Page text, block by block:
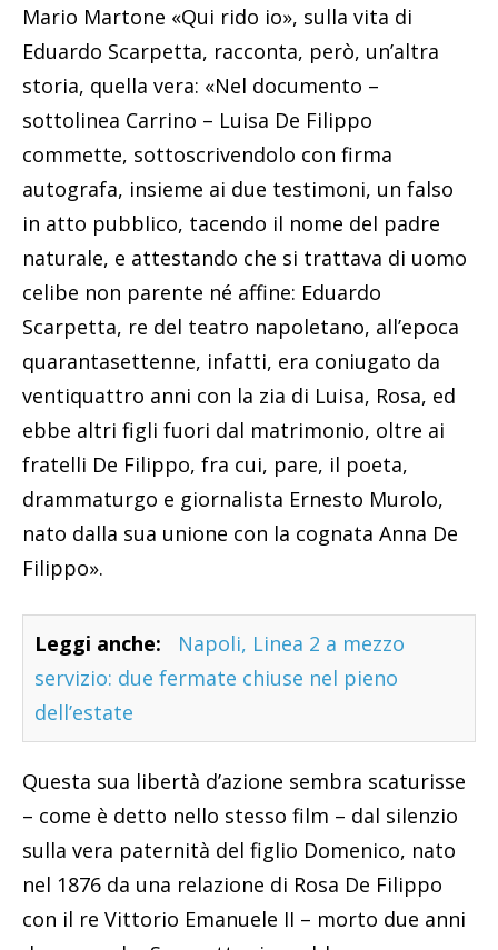
Mario Martone «Qui rido io», sulla vita di
Eduardo Scarpetta, racconta, però, un’altra
storia, quella vera: «Nel documento –
sottolinea Carrino – Luisa De Filippo
commette, sottoscrivendolo con firma
autografa, insieme ai due testimoni, un falso
in atto pubblico, tacendo il nome del padre
naturale, e attestando che si trattava di uomo
celibe non parente né affine: Eduardo
Scarpetta, re del teatro napoletano, all’epoca
quarantasettenne, infatti, era coniugato da
ventiquattro anni con la zia di Luisa, Rosa, ed
ebbe altri figli fuori dal matrimonio, oltre ai
fratelli De Filippo, fra cui, pare, il poeta,
drammaturgo e giornalista Ernesto Murolo,
nato dalla sua unione con la cognata Anna De
Filippo».
Leggi anche:
Napoli, Linea 2 a mezzo
servizio: due fermate chiuse nel pieno
dell’estate
Questa sua libertà d’azione sembra scaturisse
– come è detto nello stesso film – dal silenzio
sulla vera paternità del figlio Domenico, nato
nel 1876 da una relazione di Rosa De Filippo
con il re Vittorio Emanuele II – morto due anni